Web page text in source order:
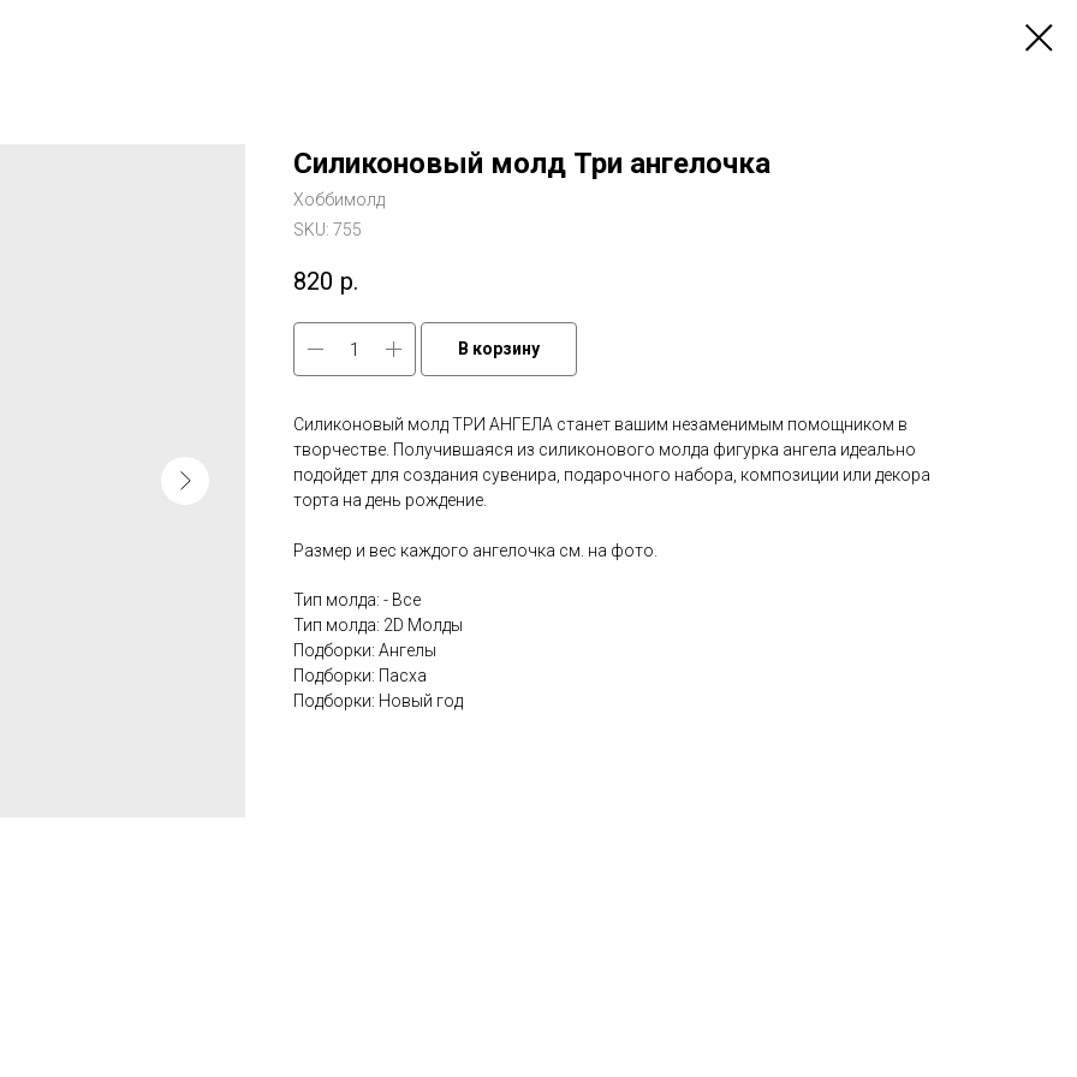
Силиконовый молд Три ангелочка
Хоббимолд
SKU: 755
820 р.
В корзину
Силиконовый молд ТРИ АНГЕЛА станет вашим незаменимым помощником в
творчестве. Получившаяся из силиконового молда фигурка ангела идеально
подойдет для создания сувенира, подарочного набора, композиции или декора
торта на день рождение.
Размер и вес каждого ангелочка см. на фото.
Тип молда: - Все
Тип молда: 2D Молды
Подборки: Ангелы
Подборки: Пасха
Подборки: Новый год